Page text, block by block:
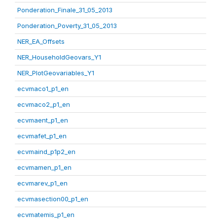
Ponderation_Finale_31_05_2013
Ponderation_Poverty_31_05_2013
NER_EA_Offsets
NER_HouseholdGeovars_Y1
NER_PlotGeovariables_Y1
ecvmaco1_p1_en
ecvmaco2_p1_en
ecvmaent_p1_en
ecvmafet_p1_en
ecvmaind_p1p2_en
ecvmamen_p1_en
ecvmarev_p1_en
ecvmasection00_p1_en
ecvmatemis_p1_en